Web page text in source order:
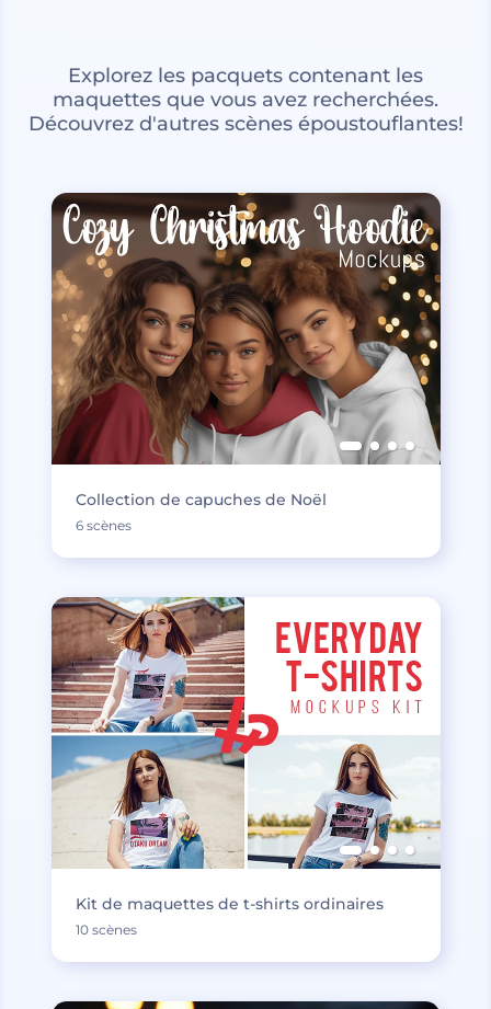
Explorez les pacquets contenant les
maquettes que vous avez recherchées.
Découvrez d'autres scènes époustouflantes!
Collection de capuches de Noël
6 scènes
Kit de maquettes de t-shirts ordinaires
10 scènes